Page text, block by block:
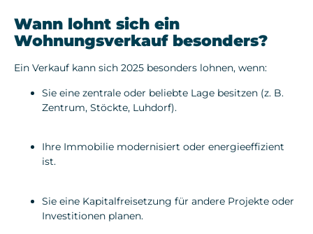
Wann lohnt sich ein
Wohnungsverkauf besonders?
Ein Verkauf kann sich 2025 besonders lohnen, wenn:
Sie eine zentrale oder beliebte Lage besitzen (z. B.
Zentrum, Stöckte, Luhdorf).
Ihre Immobilie modernisiert oder energieeffizient
ist.
Sie eine Kapitalfreisetzung für andere Projekte oder
Investitionen planen.